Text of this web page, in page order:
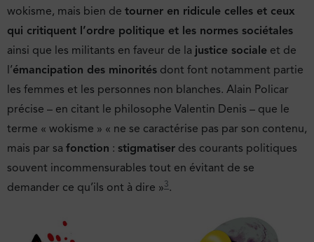
wokisme, mais bien de tourner en ridicule celles et ceux
qui critiquent l’ordre politique et les normes sociétales
ainsi que les militants en faveur de la justice sociale et de
l’émancipation des minorités dont font notamment partie
les femmes et les personnes non blanches. Alain Policar
précise – en citant le philosophe Valentin Denis – que le
terme « wokisme » « ne se caractérise pas par son contenu,
mais par sa fonction : stigmatiser des courants politiques
souvent incommensurables tout en évitant de se
demander ce qu’ils ont à dire »3.